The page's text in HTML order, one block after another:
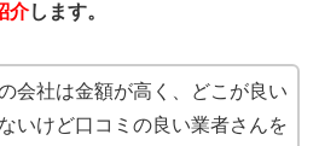
介します。
会社は金額が高く、どこが良い
いけど口コミの良い業者さんを